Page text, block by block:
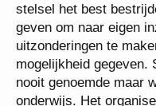
stelsel het best
geven om naar eigen
uitzonderingen te
mogelijkheid gegeven.
nooit genoemde maar
onderwijs. Het